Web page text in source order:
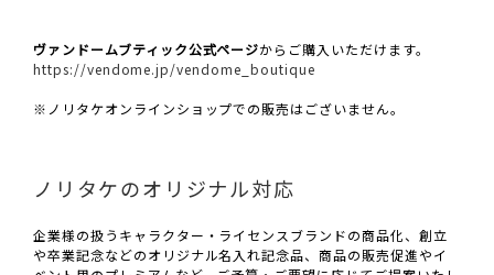
ヴァンドームブティック公式ページからご購入いただけます。
https://vendome.jp/vendome_boutique
※ノリタケオンラインショップでの販売はございません。
ノリタケのオリジナル対応
企業様の扱うキャラクター・ライセンスブランドの商品化、創立
や卒業記念などのオリジナル名入れ記念品、商品の販売促進やイ